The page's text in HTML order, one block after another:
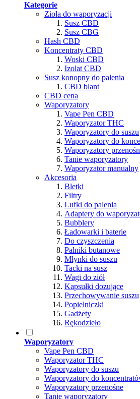
Kategorie
Zioła do waporyzacji
Susz CBD
Susz CBG
Hash CBD
Koncentraty CBD
Woski CBD
Izolat CBD
Susz konopny do palenia
CBD blant
CBD cena
Waporyzatory
Vape Pen CBD
Waporyzator THC
Waporyzatory do suszu
Waporyzatory do
Waporyzatory
Tanie waporyzatory
Waporyzator manualny
Akcesoria
Bletki
Filtry
Lufki do palenia
Adaptery do
Bubblery
Ładowarki i baterie
Do czyszczenia
Palniki butanowe
Młynki do suszu
Tacki na susz
Wagi do ziół
Kapsułki dozujące
Przechowywanie suszu
Popielniczki
Gadżety
Rękodzieło
Waporyzatory
Vape Pen CBD
Waporyzator THC
Waporyzatory do suszu
Waporyzatory do
Waporyzatory przenośne
Tanie waporyzatory